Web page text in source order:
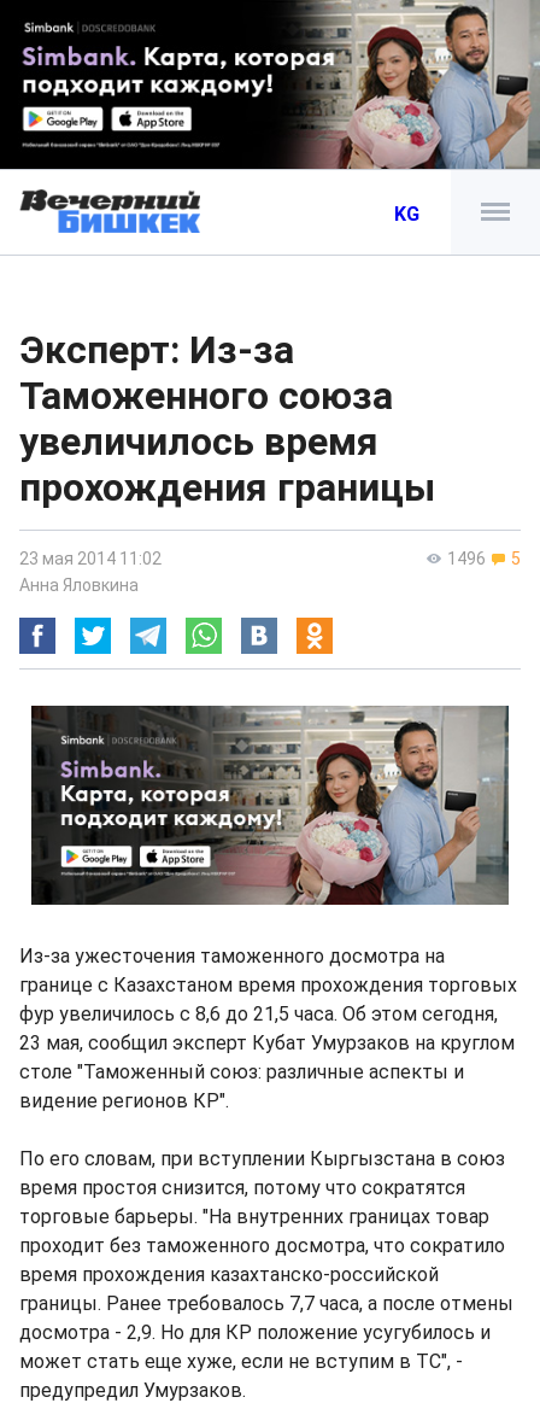
KG
Эксперт: Из-за
Таможенного союза
увеличилось время
прохождения границы
1496 5
23 мая 2014 11:02
Анна Яловкина
Из-за ужесточения таможенного досмотра на
границе с Казахстаном время прохождения торговых
фур увеличилось с 8,6 до 21,5 часа. Об этом сегодня,
23 мая, сообщил эксперт Кубат Умурзаков на круглом
столе "Таможенный союз: различные аспекты и
видение регионов КР".
По его словам, при вступлении Кыргызстана в союз
время простоя снизится, потому что сократятся
торговые барьеры. "На внутренних границах товар
проходит без таможенного досмотра, что сократило
время прохождения казахтанско-российской
границы. Ранее требовалось 7,7 часа, а после отмены
досмотра - 2,9. Но для КР положение усугубилось и
может стать еще хуже, если не вступим в ТС", -
предупредил Умурзаков.